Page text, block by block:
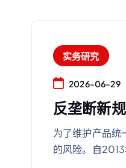
实务研究
2026-06-29
反垄断新
为了维护产品统
的风险。自